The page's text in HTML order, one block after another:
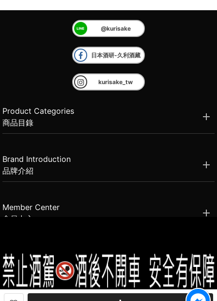
@kurisake
日本酒研-久利酒藏
kurisake_tw
Product Categories
商品目錄
Brand Introduction
品牌介紹
Member Center
會員中心
2021思橙國際有限公司 版權所有 禁止轉貼節錄 All rights reserved.